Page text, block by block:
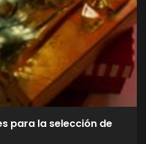
para la selección de